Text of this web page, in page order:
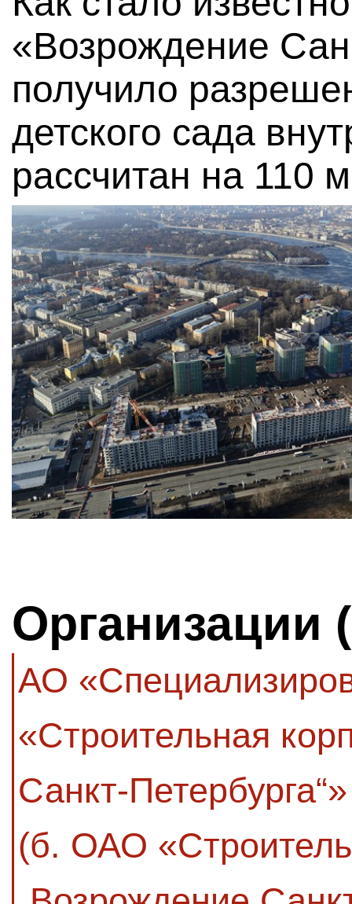
«Возрождение
получило
детского сада
рассчитан на 110
Организации
АО
«Строительная
Санкт-Петербурга“»
(б. ОАО